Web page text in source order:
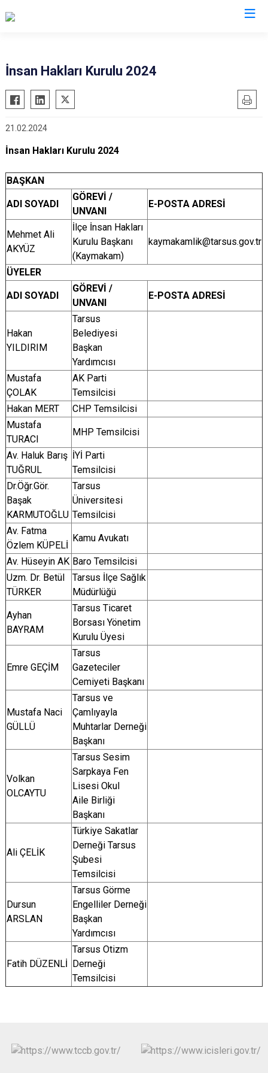
Anamur
Aydıncık
Bozyazı
Çamlıyayla
Gülnar
Mut
Yenişehir
İnsan Hakları Kurulu 2024
21.02.2024
İnsan Hakları Kurulu 2024
BAŞKAN
ADI SOYADI
GÖREVİ /
UNVANI
E-POSTA ADRESİ
Mehmet Ali
AKYÜZ
İlçe İnsan Hakları
Kurulu Başkanı
(Kaymakam)
kaymakamlik@tarsus.gov.tr
ÜYELER
ADI SOYADI
GÖREVİ /
UNVANI
E-POSTA ADRESİ
Hakan
YILDIRIM
Tarsus
Belediyesi
Başkan
Yardımcısı
Mustafa
ÇOLAK
AK Parti
Temsilcisi
Hakan MERT
CHP Temsilcisi
Mustafa
TURACI
MHP Temsilcisi
Av. Haluk Barış
TUĞRUL
İYİ Parti
Temsilcisi
Dr.Öğr.Gör.
Başak
KARMUTOĞLU
Tarsus
Üniversitesi
Temsilcisi
Av. Fatma
Özlem KÜPELİ
Kamu Avukatı
Av. Hüseyin AK Baro Temsilcisi
Uzm. Dr. Betül
TÜRKER
Tarsus İlçe Sağlık
Müdürlüğü
Ayhan
BAYRAM
Tarsus Ticaret
Borsası Yönetim
Kurulu Üyesi
Emre GEÇİM
Tarsus
Gazeteciler
Cemiyeti Başkanı
Mustafa Naci
GÜLLÜ
Tarsus ve
Çamlıyayla
Muhtarlar Derneği
Başkanı
Volkan
OLCAYTU
Tarsus Sesim
Sarpkaya Fen
Lisesi Okul
Aile Birliği
Başkanı
Ali ÇELİK
Türkiye Sakatlar
Derneği Tarsus
Şubesi
Temsilcisi
Dursun
ARSLAN
Tarsus Görme
Engelliler Derneği
Başkan
Yardımcısı
Fatih DÜZENLİ
Tarsus Otizm
Derneği
Temsilcisi